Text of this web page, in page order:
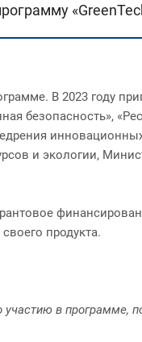
В 2023 году
безопасность»,
и экологии,
продукта.
в